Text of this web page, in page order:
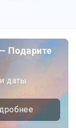
Подарите
даты